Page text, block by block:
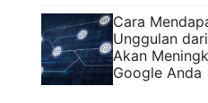
Cara
Unggulan
Akan
Google Anda